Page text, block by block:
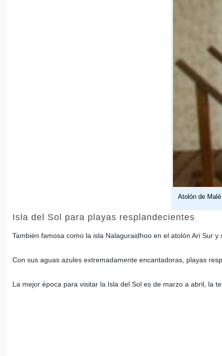
Atolón de
Isla del Sol para playas resplandecientes
También famosa como la isla Nalaguraidhoo en el atolón Ari Sur
Con sus aguas azules extremadamente encantadoras, playas
La mejor época para visitar la Isla del Sol es de marzo a abril, la